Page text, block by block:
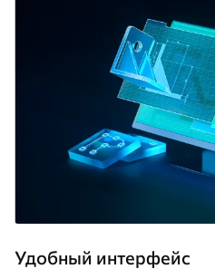
Удобный интерфейс